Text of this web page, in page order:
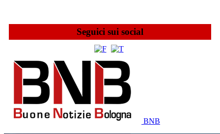
Seguici sui social
BNB